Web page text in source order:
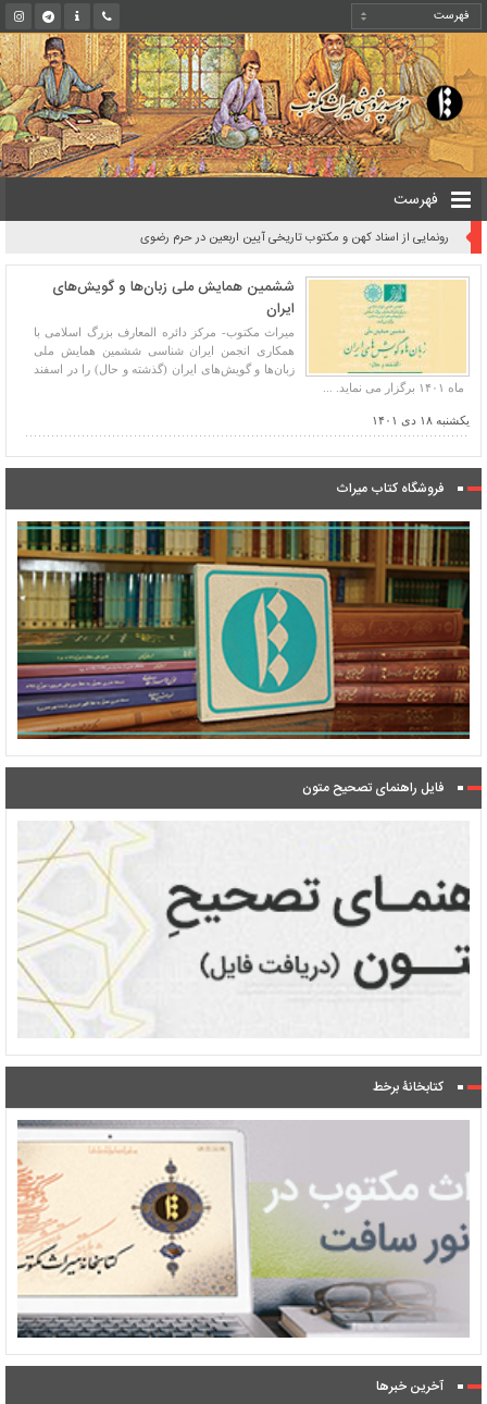
فهرست
رونمایی از اسناد کهن و مکتوب تاریخی آیین اربعین در حرم رضوی
ششمین همایش ملی زبان‌ها و گویش‌های
ایران
میراث مکتوب- مرکز دائره المعارف بزرگ اسلامی با
همکاری انجمن ایران شناسی ششمین همایش ملی
زبان‌ها و گویش‌های ایران (گذشته و حال) را در اسفند
ماه ۱۴۰۱ برگزار می نماید. ...
یکشنبه ۱۸ دی ۱۴۰۱
فروشگاه کتاب میراث
فایل راهنمای تصحیح متون
کتابخانۀ برخط
آخرین خبرها